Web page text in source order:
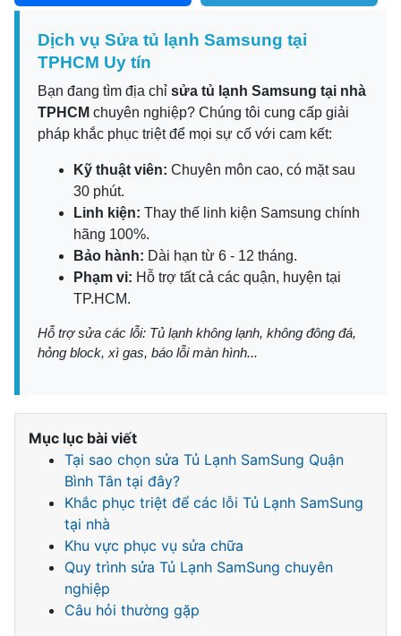
Dịch vụ Sửa tủ lạnh Samsung tại
TPHCM Uy tín
Bạn đang tìm địa chỉ sửa tủ lạnh Samsung tại nhà
TPHCM chuyên nghiệp? Chúng tôi cung cấp giải
pháp khắc phục triệt để mọi sự cố với cam kết:
Kỹ thuật viên: Chuyên môn cao, có mặt sau
30 phút.
Linh kiện: Thay thế linh kiện Samsung chính
hãng 100%.
Bảo hành: Dài hạn từ 6 - 12 tháng.
Phạm vi: Hỗ trợ tất cả các quận, huyện tại
TP.HCM.
Hỗ trợ sửa các lỗi: Tủ lạnh không lạnh, không đông đá,
hỏng block, xì gas, báo lỗi màn hình...
Mục lục bài viết
Tại sao chọn sửa Tủ Lạnh SamSung Quận
Bình Tân tại đây?
Khắc phục triệt để các lỗi Tủ Lạnh SamSung
tại nhà
Khu vực phục vụ sửa chữa
Quy trình sửa Tủ Lạnh SamSung chuyên
nghiệp
Câu hỏi thường gặp